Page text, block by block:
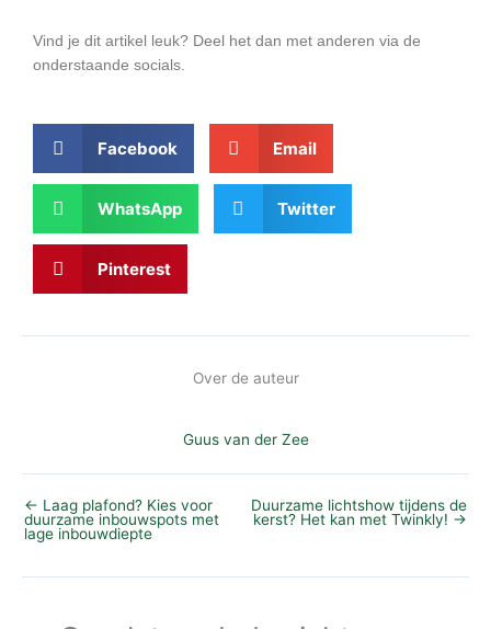
Vind je dit artikel leuk? Deel het dan met anderen via de
onderstaande socials.
Facebook Email
WhatsApp Twitter
Pinterest
Over de auteur
Guus van der Zee
← Laag plafond? Kies voor
duurzame inbouwspots met
lage inbouwdiepte
Duurzame lichtshow tijdens de
kerst? Het kan met Twinkly! →